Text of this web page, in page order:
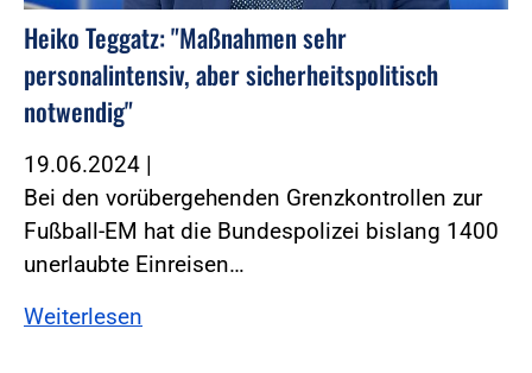
Heiko Teggatz: "Maßnahmen sehr
personalintensiv, aber sicherheitspolitisch
notwendig"
19.06.2024 |
Bei den vorübergehenden Grenzkontrollen zur
Fußball-EM hat die Bundespolizei bislang 1400
unerlaubte Einreisen…
Weiterlesen